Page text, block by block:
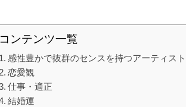
コンテンツ一覧
感性豊かで抜群のセンスを持つアーティス
恋愛観
仕事・適正
結婚運